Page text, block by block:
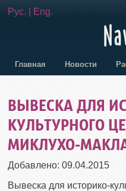
Рус. Eng.
Главная Новости
ВЫВЕСКА ДЛЯ
КУЛЬТУРНОГО
МИКЛУХО-
Добавлено:09.04.2015
Вывеска для историко-